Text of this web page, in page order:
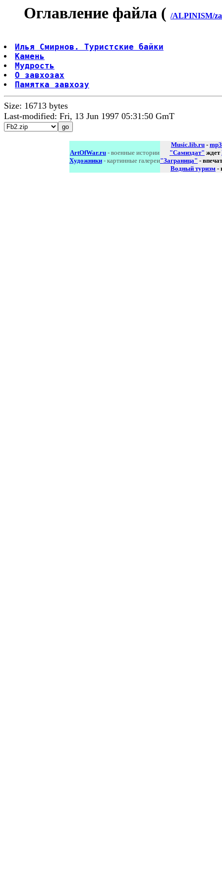
Оглавление файла ( /ALPINISM/
Илья Смирнов. Туристские байки
Камень
Мудрость
О завхозах
Памятка завхозу
Size: 16713 bytes
Last-modified: Fri, 13 Jun 1997 05:31:50 GmT
ArtOfWar.ru - военные истории
Художники - картинные галереи
Music.lib.ru - mp3
"Самиздат" ждет
"Заграница" -
Водный туризм -